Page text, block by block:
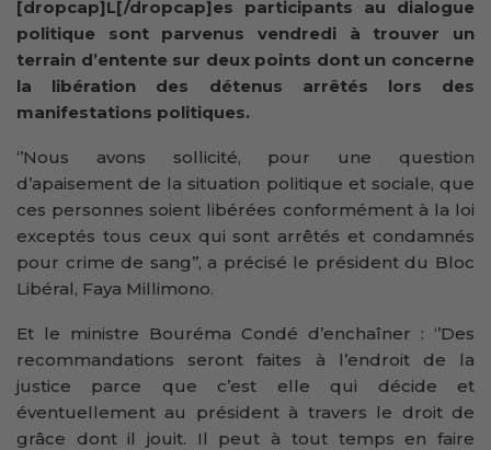
[dropcap]L[/dropcap]es participants au dialogue
politique sont parvenus vendredi à trouver un
terrain d’entente sur deux points dont un concerne
la libération des détenus arrêtés lors des
manifestations politiques.
‘’Nous avons sollicité, pour une question
d’apaisement de la situation politique et sociale, que
ces personnes soient libérées conformément à la loi
exceptés tous ceux qui sont arrêtés et condamnés
pour crime de sang’’, a précisé le président du Bloc
Libéral, Faya Millimono.
Et le ministre Bouréma Condé d’enchaîner : ‘’Des
recommandations seront faites à l’endroit de la
justice parce que c’est elle qui décide et
éventuellement au président à travers le droit de
grâce dont il jouit. Il peut à tout temps en faire